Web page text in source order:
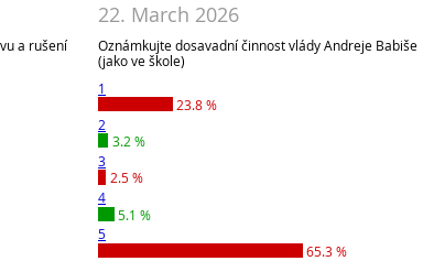
a rušení
22. March 2026
Oznámkujte dosavadní činnost vlády Andreje Babiše
(jako ve škole)
1
23.8 %
2
3.2 %
3
2.5 %
4
5.1 %
5
65.3 %